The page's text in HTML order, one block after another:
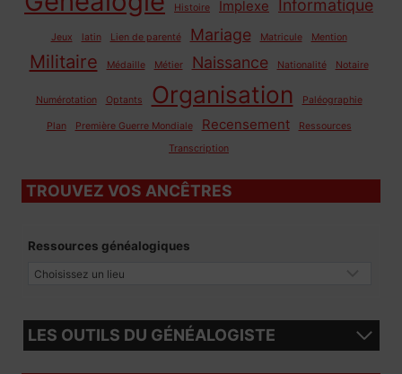
Histoire Implexe Informatique
Jeux latin Lien de parenté Mariage Matricule Mention
Militaire Médaille Métier Naissance Nationalité Notaire
Numérotation Optants Organisation Paléographie
Plan Première Guerre Mondiale Recensement
Ressources
Transcription
TROUVEZ VOS ANCÊTRES
Ressources généalogiques
LES OUTILS DU GÉNÉALOGISTE